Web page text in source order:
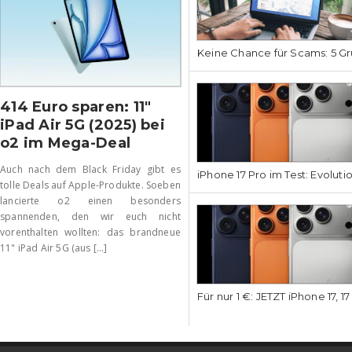
414 Euro sparen: 11″
iPad Air 5G (2025) bei
o2 im Mega-Deal
Auch nach dem Black Friday gibt es
tolle Deals auf Apple-Produkte. Soeben
lancierte o2 einen besonders
spannenden, den wir euch nicht
vorenthalten wollten: das brandneue
11" iPad Air 5G (aus [...]
Keine Chance für Scams: 5
iPhone 17 Pro im Test:
Für nur 1 €: JETZT iPhone 17,